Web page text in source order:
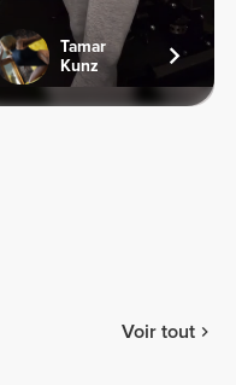
Tamar
Kunz
Voir tout